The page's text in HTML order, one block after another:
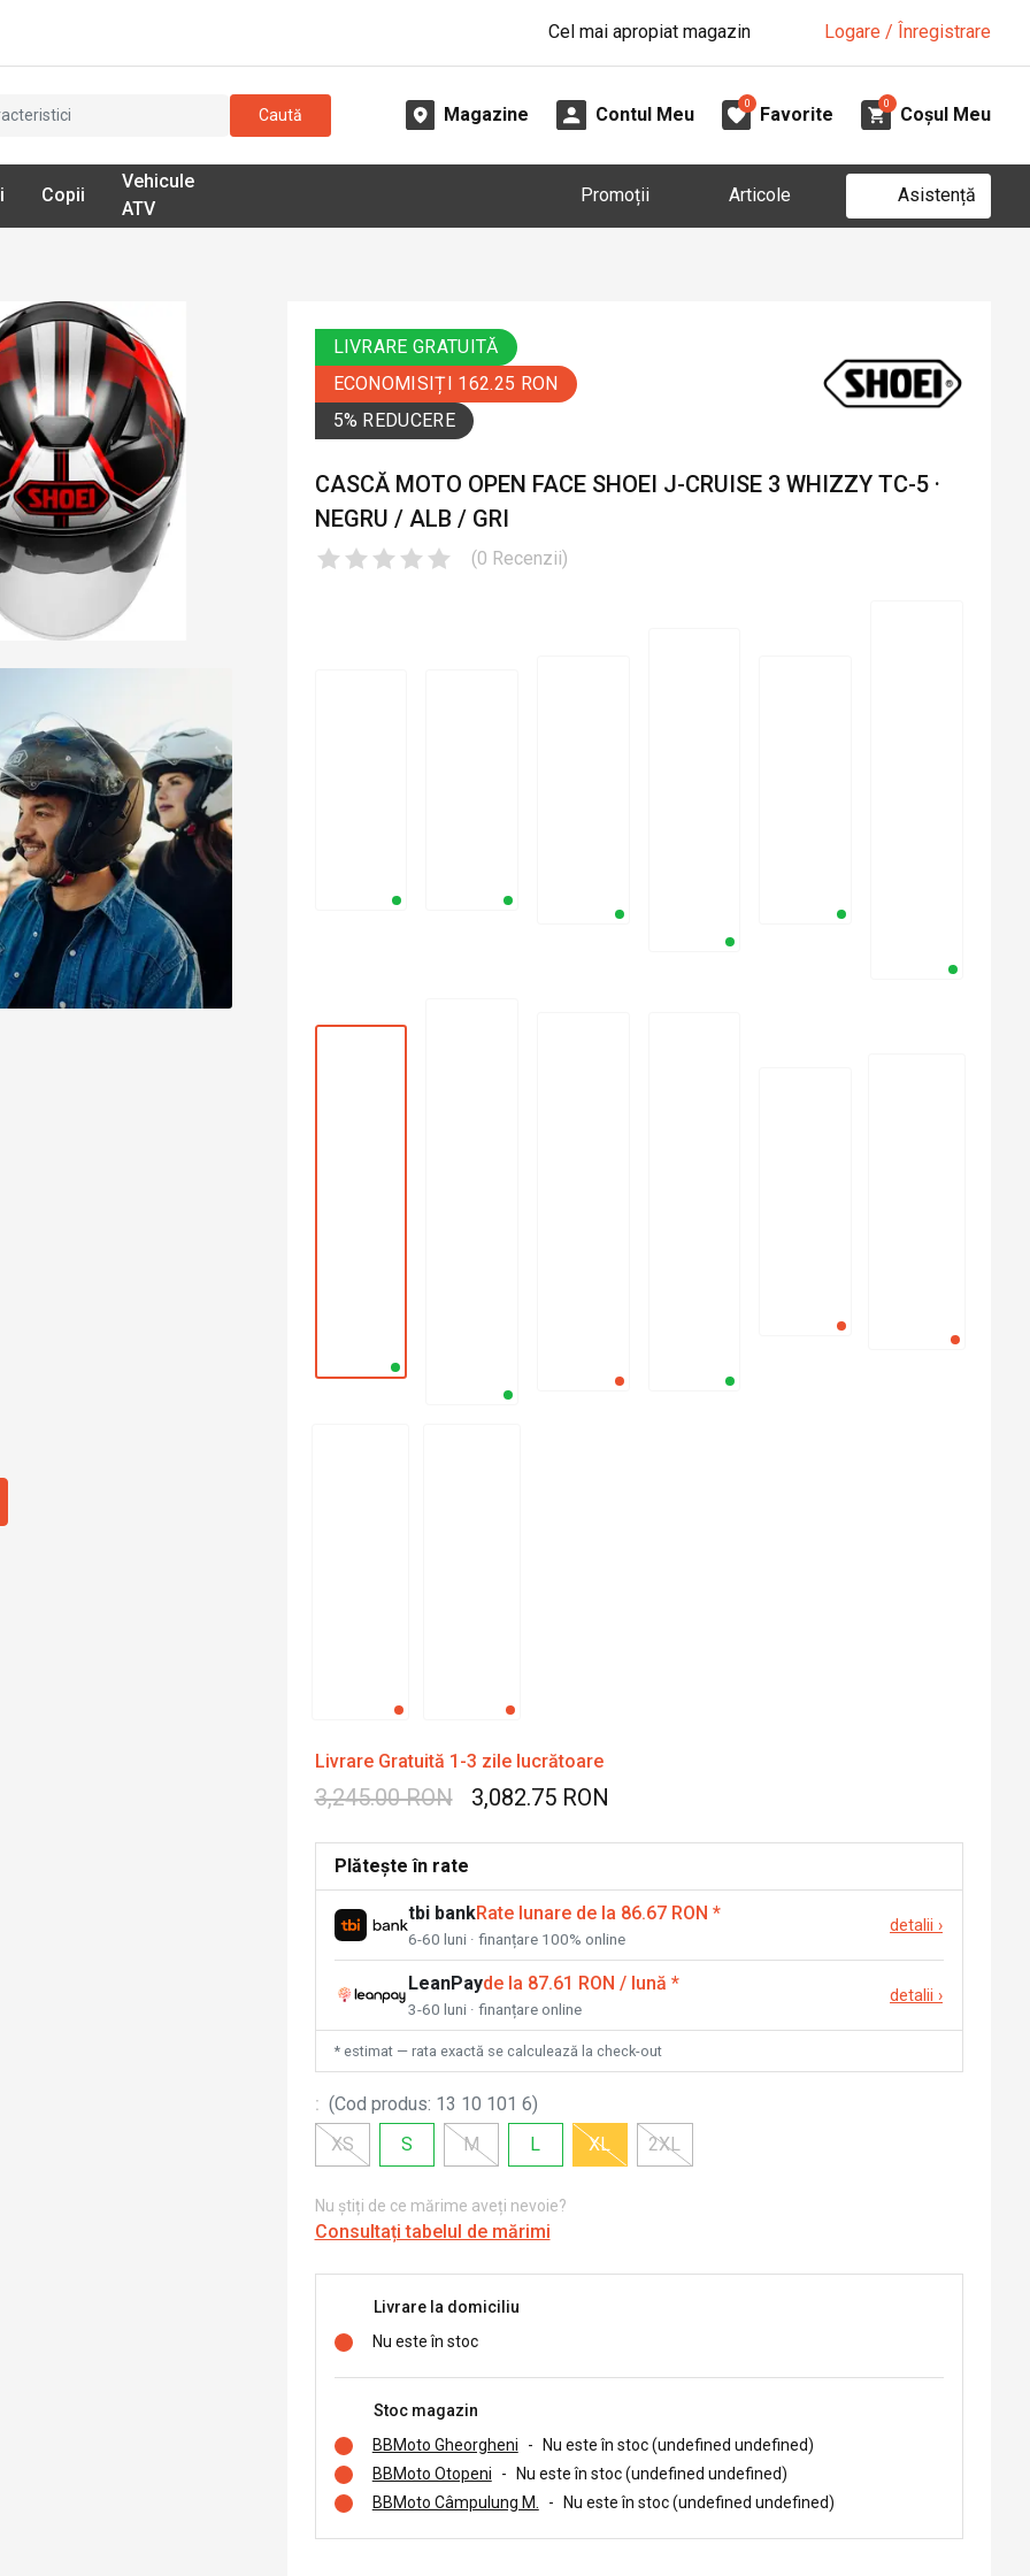
Cel mai apropiat magazin Logare / Înregistrare
Caută Magazine Contul Meu
0
Favorite
0
Coșul Meu
Copii
Vehicule
ATV
Promoții Articole Asistență
LIVRARE GRATUITĂ
ECONOMISIȚI 162.25 RON
5% REDUCERE
CASCĂ MOTO OPEN FACE SHOEI J-CRUISE 3 WHIZZY TC-5 ·
NEGRU / ALB / GRI
(0 Recenzii)
Livrare Gratuită 1-3 zile lucrătoare
3,245.00 RON 3,082.75 RON
Plătește în rate
tbi bankRate lunare de la 86.67 RON *
6-60 luni · finanțare 100% online
detalii ›
LeanPayde la 87.61 RON / lună *
3-60 luni · finanțare online
detalii ›
* estimat — rata exactă se calculează la check-out
: (Cod produs: 13 10 101 6)
XS
S M L XL 2XL
Nu știți de ce mărime aveți nevoie?
Consultați tabelul de mărimi
Livrare la domiciliu
Nu este în stoc
Stoc magazin
BBMoto Gheorgheni
-
Nu este în stoc (undefined undefined)
BBMoto Otopeni
-
Nu este în stoc (undefined undefined)
BBMoto Câmpulung M.
- Nu este în stoc (undefined undefined)